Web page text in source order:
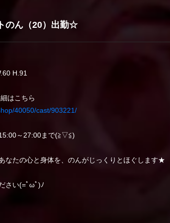
のん（20）出勤☆
H.91
はこちら
40050/cast/903221/
～27:00まで(≧▽≦)
なたの心と身体を、のんがじっくりとほぐします★
さい(=ﾟωﾟ)ﾉ